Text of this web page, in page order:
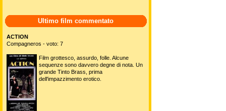
Ultimo film commentato
ACTION
Compagneros - voto: 7
Film grottesco, assurdo, folle. Alcune
sequenze sono davvero degne di nota. Un
grande Tinto Brass, prima
dell'impazzimento erotico.